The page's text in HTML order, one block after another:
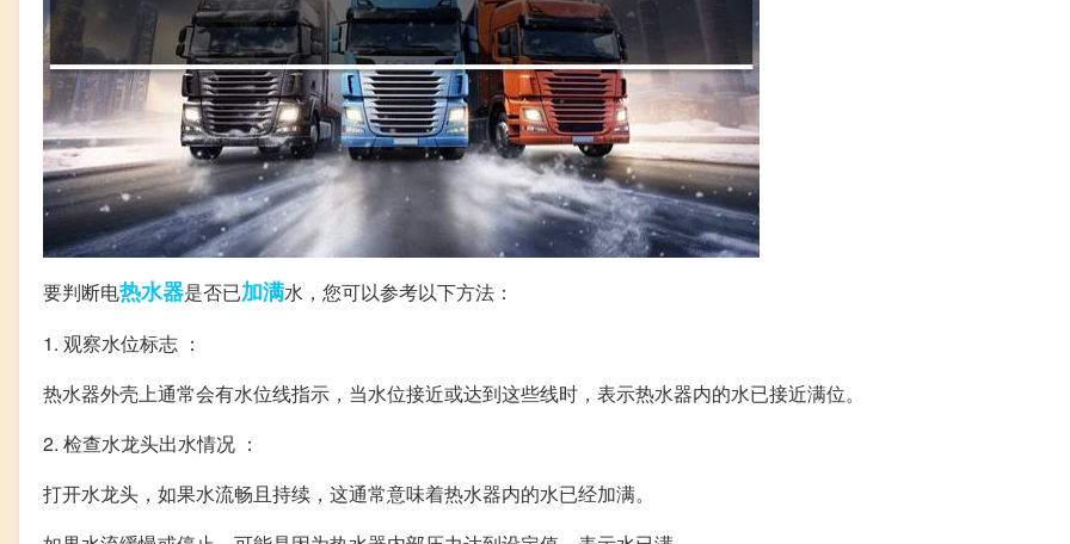
要判断电热水器是否已加满水，您可以参考以下方法：
1. 观察水位标志 ：
热水器外壳上通常会有水位线指示，当水位接近或达到这些线时，表示热水器内的水已接近满位。
2. 检查水龙头出水情况 ：
打开水龙头，如果水流畅且持续，这通常意味着热水器内的水已经加满。